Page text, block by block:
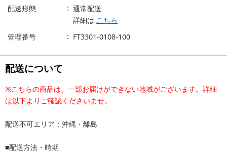
配送形態
通常配送
詳細は こちら
管理番号
FT3301-0108-100
配送について
※こちらの商品は、一部お届けができない地域がございます。詳細
は以下よりご確認くださいませ。
配送不可エリア：沖縄・離島
■配送方法・時期